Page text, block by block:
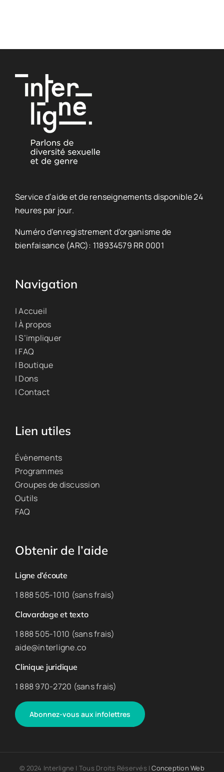
Service d’aide et de renseignements disponible 24
heures par jour.
Numéro d’enregistrement d’organisme de
bienfaisance (ARC): 118934579 RR 0001
Navigation
| Accueil
| À propos
| S’impliquer
| FAQ
| Boutique
| Dons
| Contact
Lien utiles
Évènements
Programmes
Groupes de discussion
Outils
FAQ
Obtenir de l’aide
Ligne d’écoute
1 888 505-1010 (sans frais)
Clavardage et texto
1 888 505-1010 (sans frais)
aide@interligne.co
Clinique juridique
1 888 970-2720 (sans frais)
Abonnez-vous aux infolettres
© 2024 Interligne | Tous Droits Réservés |Conception Web